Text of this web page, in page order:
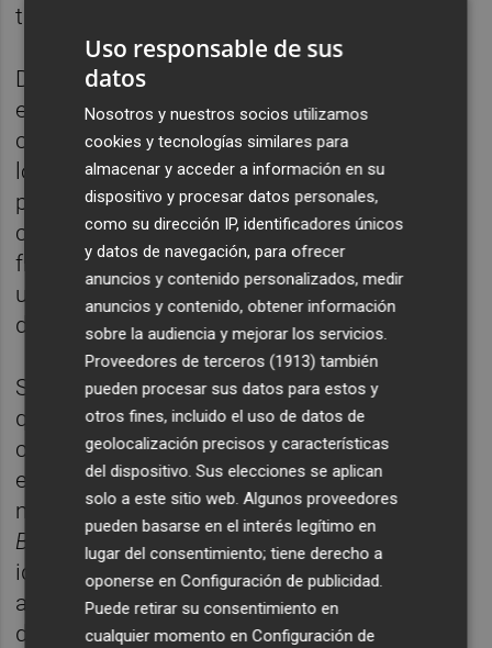
través de el sonido electrónico.
Desde el otro lado, Palau, complementa
estas melodías con la imagen: “Vamos por
capas entre sus mensajes y seleccionamos
los conceptos que más nos interesan para
pasarlos al digital con otra forma y
características. Intentamos que estos
fragmentos expresen sus ideas para contar
un nuevo relato sin que se pierda la imagen
de Berlanga en ningún momento”.
Su truco es destacar las secuentas en los
que se muestra una "acción continuada que
cuente algo". Una vez la tiene, la fragmenta
en busca de una figura que pueda asociar
mejor con el "presente": “ConAbout
Berlanga
intentamos que se expresen sus
ideas y que se perciban mejor desde la
actualidad. Cogemos un fragmento y al
dividirlo contamos un nuevo relato sin que
Uso responsable de sus
datos
Nosotros y nuestros socios utilizamos
cookies y tecnologías similares para
almacenar y acceder a información en su
dispositivo y procesar datos personales,
como su dirección IP, identificadores únicos
y datos de navegación, para ofrecer
anuncios y contenido personalizados, medir
anuncios y contenido, obtener información
sobre la audiencia y mejorar los servicios.
Proveedores de terceros (1913) también
pueden procesar sus datos para estos y
otros fines, incluido el uso de datos de
geolocalización precisos y características
del dispositivo. Sus elecciones se aplican
solo a este sitio web. Algunos proveedores
pueden basarse en el interés legítimo en
lugar del consentimiento; tiene derecho a
oponerse enConfiguración de publicidad
Puede retirar su consentimiento en
cualquier momento enConfiguración de